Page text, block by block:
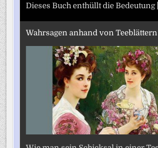
Dieses Buch enthüllt die Bedeutung
Wahrsagen anhand von Teeblättern